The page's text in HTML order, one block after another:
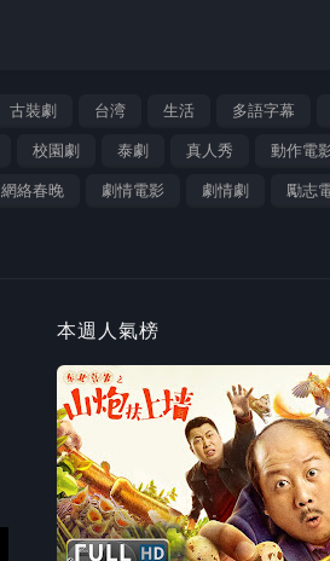
古裝劇 台湾 生活 多語字幕
校園劇 泰劇 真人秀 動作電
網絡春晚 劇情電影 劇情劇 勵志
本週人氣榜